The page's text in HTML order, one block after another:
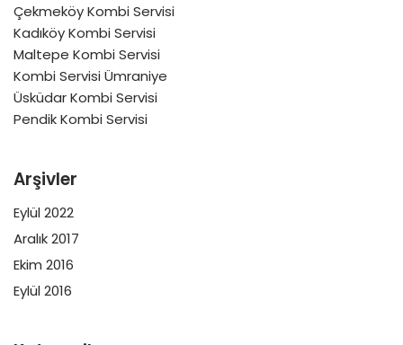
Çekmeköy Kombi Servisi
Kadıköy Kombi Servisi
Maltepe Kombi Servisi
Kombi Servisi Ümraniye
Üsküdar Kombi Servisi
Pendik Kombi Servisi
Arşivler
Eylül 2022
Aralık 2017
Ekim 2016
Eylül 2016